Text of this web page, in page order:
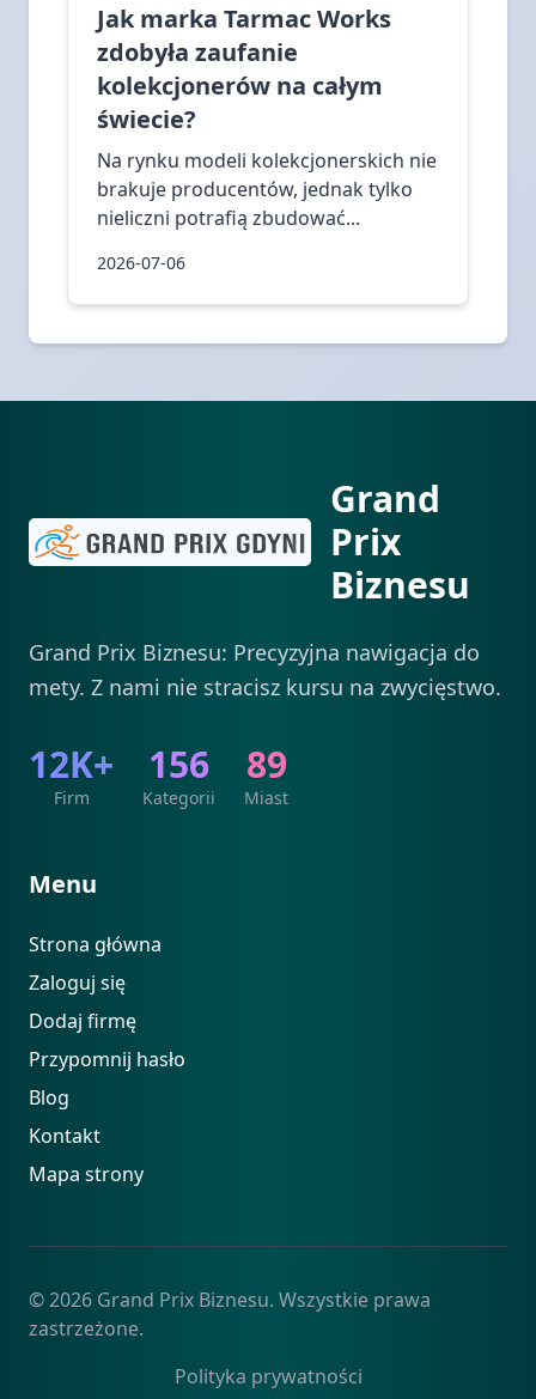
Jak marka Tarmac Works
zdobyła zaufanie
kolekcjonerów na całym
świecie?
Na rynku modeli kolekcjonerskich nie
brakuje producentów, jednak tylko
nieliczni potrafią zbudować...
2026-07-06
Grand
Prix
Biznesu
Grand Prix Biznesu: Precyzyjna nawigacja do
mety. Z nami nie stracisz kursu na zwycięstwo.
12K+
Firm
156
Kategorii
89
Miast
Menu
Strona główna
Zaloguj się
Dodaj firmę
Przypomnij hasło
Blog
Kontakt
Mapa strony
© 2026 Grand Prix Biznesu. Wszystkie prawa
zastrzeżone.
Polityka prywatności